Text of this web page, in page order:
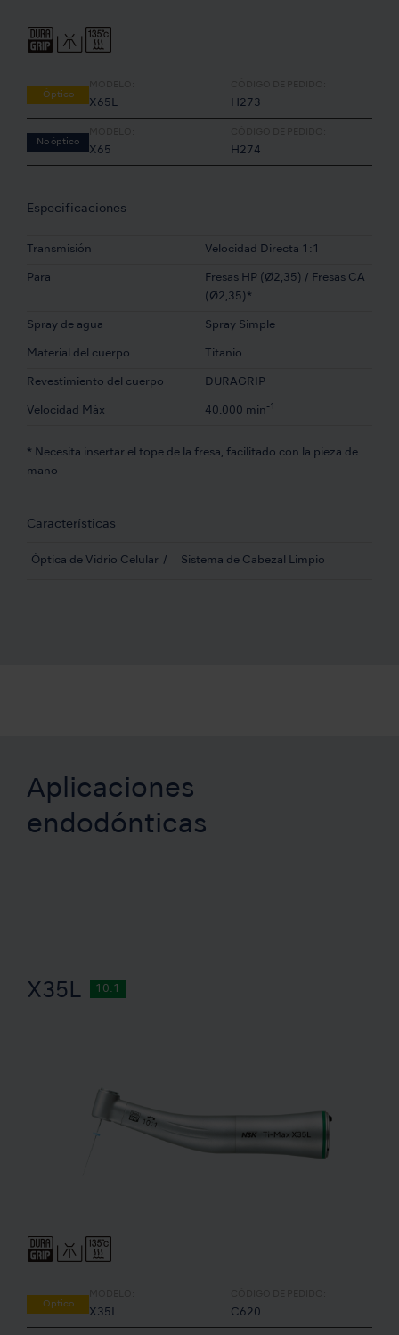
Óptico
X65L H273
No óptico
X65 H274
Especificaciones
Transmisión Velocidad Directa 1:1
Para
Fresas HP (Ø2,35) / Fresas CA
(Ø2,35)*
Spray de agua Spray Simple
Material del cuerpo Titanio
Revestimiento del cuerpo DURAGRIP
Velocidad Máx 40.000 min -1
* Necesita insertar el tope de la fresa, facilitado con la pieza de
mano
Características
Óptica de Vidrio Celular Sistema de Cabezal Limpio
Aplicaciones
endodónticas
X35L 10:1
Óptico
X35L C620